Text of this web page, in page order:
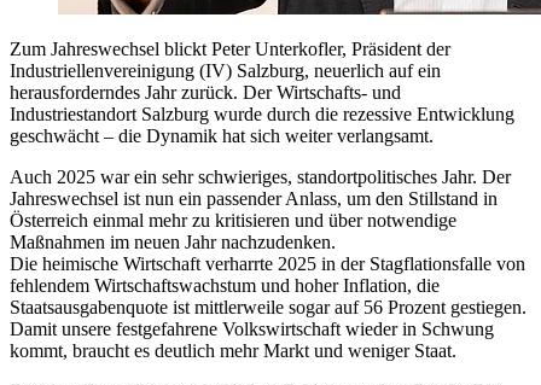
Zum Jahreswechsel blickt Peter Unterkofler, Präsident der
Industriellenvereinigung (IV) Salzburg, neuerlich auf ein
herausforderndes Jahr zurück. Der Wirtschafts- und
Industriestandort Salzburg wurde durch die rezessive Entwicklung
geschwächt – die Dynamik hat sich weiter verlangsamt.
Auch 2025 war ein sehr schwieriges, standortpolitisches Jahr. Der
Jahreswechsel ist nun ein passender Anlass, um den Stillstand in
Österreich einmal mehr zu kritisieren und über notwendige
Maßnahmen im neuen Jahr nachzudenken.
Die heimische Wirtschaft verharrte 2025 in der Stagflationsfalle von
fehlendem Wirtschaftswachstum und hoher Inflation, die
Staatsausgabenquote ist mittlerweile sogar auf 56 Prozent gestiegen.
Damit unsere festgefahrene Volkswirtschaft wieder in Schwung
kommt, braucht es deutlich mehr Markt und weniger Staat.